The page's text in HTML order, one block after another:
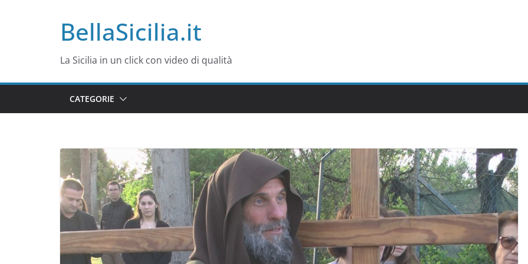
BellaSicilia.it
La Sicilia in un click con video di qualità
CATEGORIE